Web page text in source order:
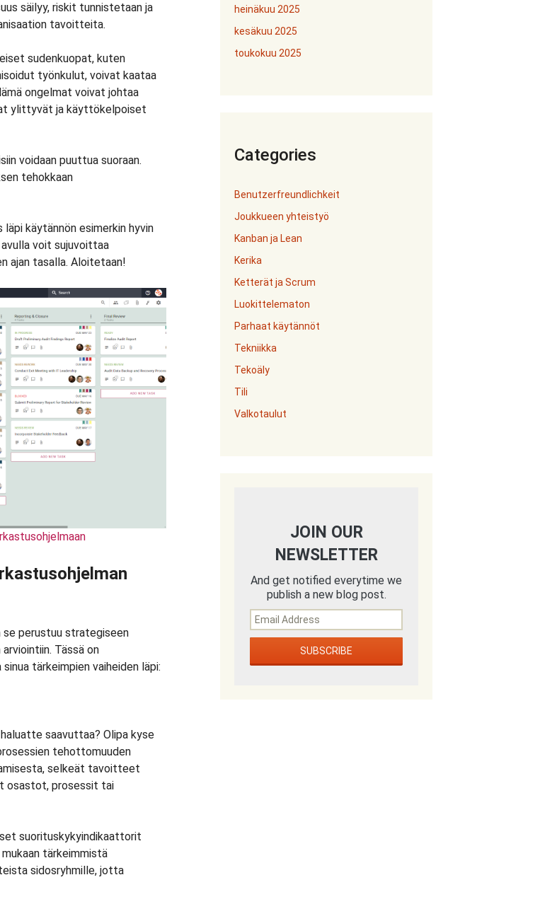
säilyy, riskit tunnistetaan ja
tavoitteita.
sudenkuopat, kuten
työnkulut, voivat kaataa
ongelmat voivat johtaa
ylittyvät ja käyttökelpoiset
voidaan puuttua suoraan.
tehokkaan
käytännön esimerkin hyvin
voit sujuvoittaa
ajan tasalla. Aloitetaan!
se perustuu strategiseen
Tässä on
tärkeimpien vaiheiden läpi:
saavuttaa? Olipa kyse
tehottomuuden
selkeät tavoitteet
osastot, prosessit tai
suorituskykyindikaattorit
tärkeimmistä
sidosryhmille, jotta
heinäkuu 2025
kesäkuu 2025
toukokuu 2025
Categories
Benutzerfreundlichkeit
Joukkueen yhteistyö
Kanban ja Lean
Kerika
Ketterät ja Scrum
Luokittelematon
Parhaat käytännöt
Tekniikka
Tekoäly
Tili
Valkotaulut
JOIN OUR
NEWSLETTER
And get notified everytime we
publish a new blog post.